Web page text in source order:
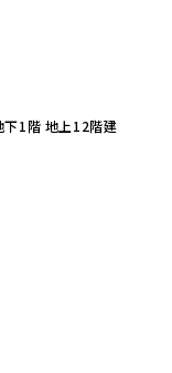
下1階 地上12階建